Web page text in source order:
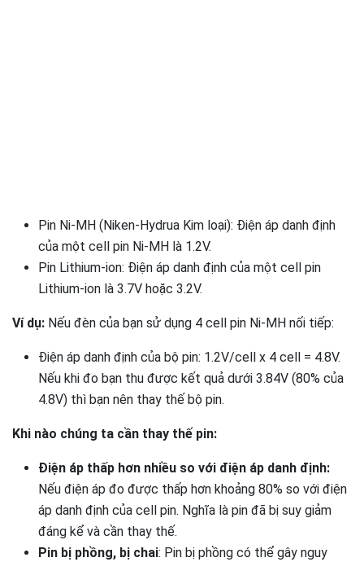
Pin Ni-MH (Niken-Hydrua Kim loại): Điện áp danh định
của một cell pin Ni-MH là 1.2V.
Pin Lithium-ion: Điện áp danh định của một cell pin
Lithium-ion là 3.7V hoặc 3.2V.
Ví dụ: Nếu đèn của bạn sử dụng 4 cell pin Ni-MH nối tiếp:
Điện áp danh định của bộ pin: 1.2V/cell x 4 cell = 4.8V.
Nếu khi đo bạn thu được kết quả dưới 3.84V (80% của
4.8V) thì bạn nên thay thế bộ pin.
Khi nào chúng ta cần thay thế pin:
Điện áp thấp hơn nhiều so với điện áp danh định:
Nếu điện áp đo được thấp hơn khoảng 80% so với điện
áp danh định của cell pin. Nghĩa là pin đã bị suy giảm
đáng kể và cần thay thế.
Pin bị phồng, bị chai: Pin bị phồng có thể gây nguy